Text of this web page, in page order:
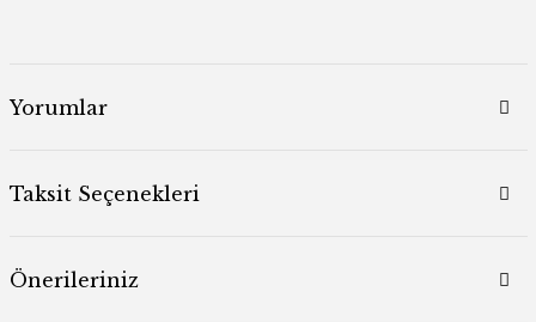
Yorumlar
Taksit Seçenekleri
Önerileriniz